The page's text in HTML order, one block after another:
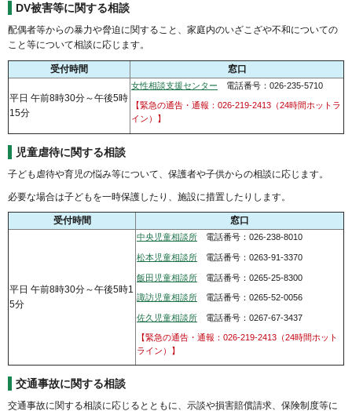
DV被害等に関する相談
配偶者等からの暴力や脅迫に関すること、家庭内のいざこざや不和についての
こと等について相談に応じます。
受付時間 窓口
平日 午前8時30分～午後5時
15分
女性相談支援センター 電話番号：026-235-5710
【緊急の通告・通報：026-219-2413（24時間ホットラ
イン）】
児童虐待に関する相談
子ども虐待や育児の悩み等について、保護者や子供からの相談に応じます。
必要な場合は子どもを一時保護したり、施設に措置したりします。
受付時間 窓口
平日 午前8時30分～午後5時1
5分
中央児童相談所 電話番号：026-238-8010
松本児童相談所 電話番号：0263-91-3370
飯田児童相談所 電話番号：0265-25-8300
諏訪児童相談所 電話番号：0265-52-0056
佐久児童相談所 電話番号：0267-67-3437
【緊急の通告・通報：026-219-2413（24時間ホット
ライン）】
交通事故に関する相談
交通事故に関する相談に応じるとともに、示談や損害賠償請求、保険制度等に